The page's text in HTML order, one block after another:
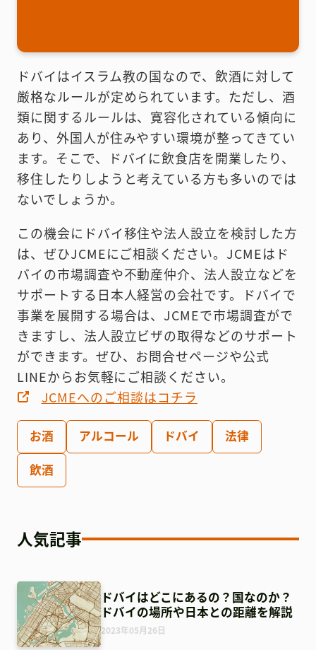
ドバイはイスラム教の国なので、飲酒に対して
厳格なルールが定められています。ただし、酒
類に関するルールは、寛容化されている傾向に
あり、外国人が住みやすい環境が整ってきてい
ます。そこで、ドバイに飲食店を開業したり、
移住したりしようと考えている方も多いのでは
ないでしょうか。
この機会にドバイ移住や法人設立を検討した方
は、ぜひJCMEにご相談ください。JCMEはド
バイの市場調査や不動産仲介、法人設立などを
サポートする日本人経営の会社です。ドバイで
事業を展開する場合は、JCMEで市場調査がで
きますし、法人設立ビザの取得などのサポート
ができます。ぜひ、お問合せページや公式
LINEからお気軽にご相談ください。
JCMEへのご相談はコチラ
お酒 アルコール ドバイ
法律
飲酒
人気記事
ドバイはどこにあるの？国なのか？
ドバイの場所や日本との距離を解説
2023年05月26日